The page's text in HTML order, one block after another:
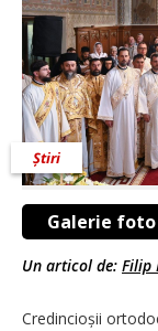
Galerie foto
Știri
Un articol de: Filip
Credincioșii